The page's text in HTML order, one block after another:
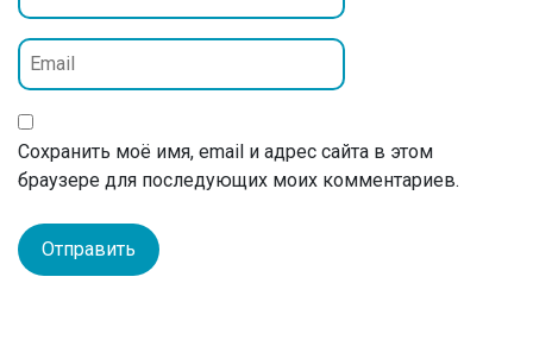
Сохранить моё имя, email и адрес сайта в этом
браузере для последующих моих комментариев.